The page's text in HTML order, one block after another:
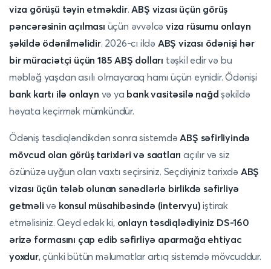
viza görüşü təyin etməkdir. ABŞ vizası üçün görüş
pəncərəsinin açılması üçün əvvəlcəviza rüsumu onlayn
şəkildə ödənilməlidir. 2026-cı ildə ABŞ vizası ödənişi hər
bir müraciətçi üçün 185 ABŞ dolları təşkil edir və bu
məbləğ yaşdan asılı olmayaraq hamı üçün eynidir. Ödənişi
bank kartı ilə onlayn və ya bank vasitəsilə nağd şəkildə
həyata keçirmək mümkündür.
Ödəniş təsdiqləndikdən sonra sistemdə ABŞ səfirliyində
mövcud olan görüş tarixləri və saatları açılır və siz
özünüzə uyğun olan vaxtı seçirsiniz. Seçdiyiniz tarixdə ABŞ
vizası üçün tələb olunan sənədlərlə birlikdə səfirliyə
getməli və konsul müsahibəsində (intervyu) iştirak
etməlisiniz. Qeyd edək ki, onlayn təsdiqlədiyiniz DS-160
ərizə formasını çap edib səfirliyə aparmağa ehtiyac
yoxdur, çünki bütün məlumatlar artıq sistemdə mövcuddur.